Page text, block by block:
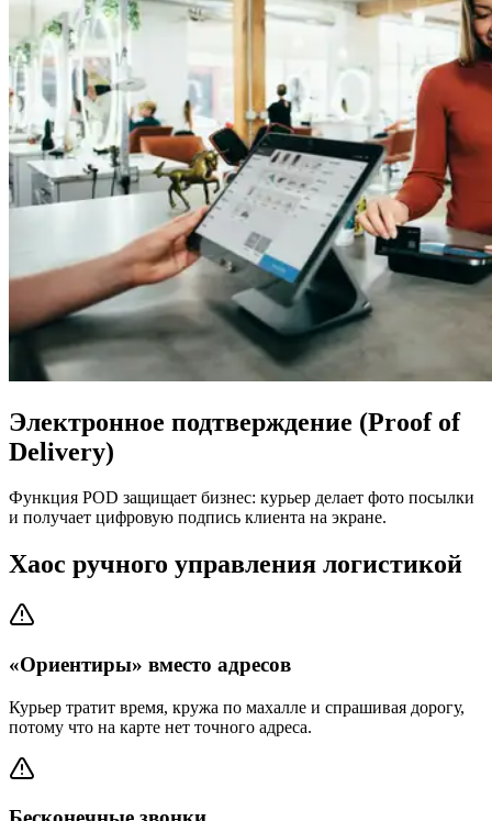
Электронное подтверждение (Proof of
Delivery)
Функция POD защищает бизнес: курьер делает фото посылки
и получает цифровую подпись клиента на экране.
Хаос ручного управления логистикой
«Ориентиры» вместо адресов
Курьер тратит время, кружа по махалле и спрашивая дорогу,
потому что на карте нет точного адреса.